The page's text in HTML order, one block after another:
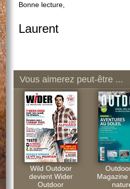
Bonne lecture,
Laurent
Vous aimerez peut-être ...
Wild Outdoor
devient Wider
Outdoor
Magazine